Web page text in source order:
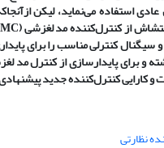
استفاده می‌نماید، لیکن
از کنترل‌کننده مد لغزشی
کنترلی مناسب را برای
و برای پایدارسازی از کنترل مد
کارایی کنترل‌کننده جدید
نظارتی